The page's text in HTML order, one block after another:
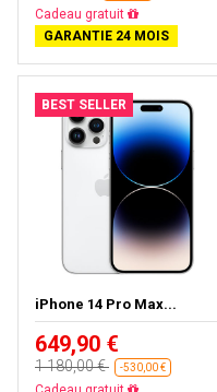
Presque épuisé
GARANTIE 24 MOIS
BEST SELLER
iPhone 14 Pro Max...
649,90 €
1 180,00 € -530,00 €